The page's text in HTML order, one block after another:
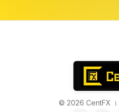
© 2026 CentFX ।